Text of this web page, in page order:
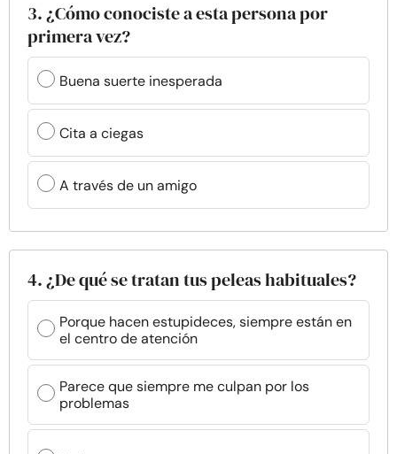
3. ¿Cómo conociste a esta persona por
primera vez?
Buena suerte inesperada
Cita a ciegas
A través de un amigo
4. ¿De qué se tratan tus peleas habituales?
Porque hacen estupideces, siempre están en
el centro de atención
Parece que siempre me culpan por los
problemas